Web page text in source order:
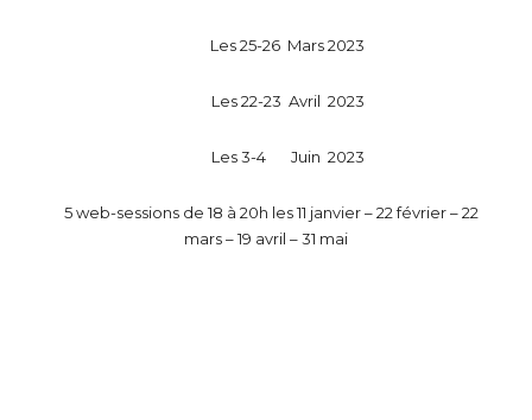
Les 25-26 Mars 2023
Les 22-23 Avril 2023
Les 3-4 Juin 2023
5 web-sessions de 18 à 20h les11 janvier – 22 février – 22
mars – 19 avril – 31 mai